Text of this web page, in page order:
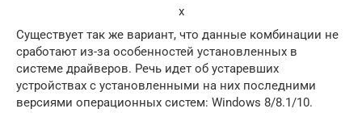
x
Существует так же вариант, что данные комбинации не
сработают из-за особенностей установленных в
системе драйверов. Речь идет об устаревших
устройствах с установленными на них последними
версиями операционных систем: Windows 8/8.1/10.